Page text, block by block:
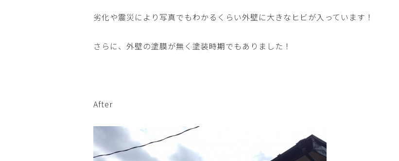
劣化や震災により写真でもわかるくらい外壁に大きなヒビが入っています！
さらに、外壁の塗膜が無く塗装時期でもありました！
After